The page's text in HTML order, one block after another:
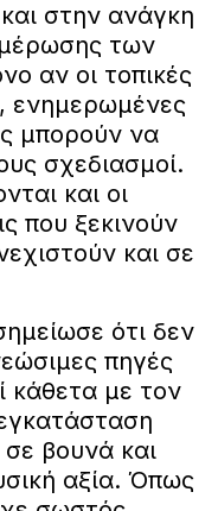
στην ανάγκη
των
αν οι τοπικές
ενημερωμένες
μπορούν να
σχεδιασμοί.
και οι
που ξεκινούν
και σε
ότι δεν
πηγές
κάθετα με τον
βουνά και
αξία. Όπως